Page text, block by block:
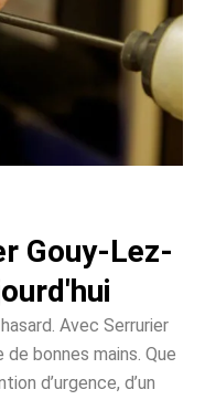
Gouy-Lez-
Avec Serrurier
bonnes mains. Que
d’urgence, d’un